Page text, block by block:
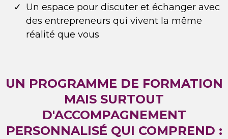
Un espace pour discuter et échanger avec
des entrepreneurs qui vivent la même
réalité que vous
UN PROGRAMME DE FORMATION
MAIS SURTOUT
D'ACCOMPAGNEMENT
PERSONNALISÉ QUI COMPREND :